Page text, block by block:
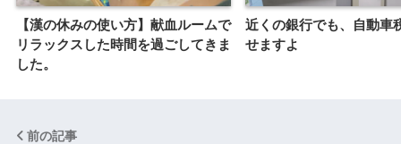
【漢の休みの使い方】献血ルームで
リラックスした時間を過ごしてきま
した。
近くの銀行でも、自動車
せますよ
前の記事